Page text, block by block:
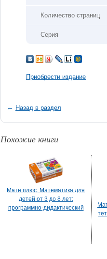
Количество страниц
Серия
Приобрести издание
← Назад в раздел
Похожие книги
Мате:плюс. Математика для
детей от 3 до 8 лет:
программно-дидактический